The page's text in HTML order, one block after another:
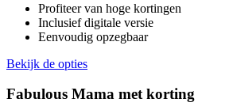
Profiteer van hoge kortingen
Inclusief digitale versie
Eenvoudig opzegbaar
Bekijk de opties
Fabulous Mama met korting